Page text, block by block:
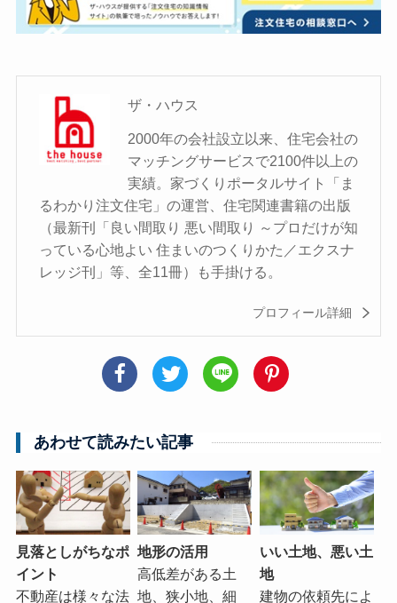
ザ・ハウス
2000年の会社設立以来、住宅会社の
マッチングサービスで2100件以上の
実績。家づくりポータルサイト「ま
るわかり注文住宅」の運営、住宅関連書籍の出版
（最新刊「良い間取り 悪い間取り ～プロだけが知
っている心地よい 住まいのつくりかた／エクスナ
レッジ刊」等、全11冊）も手掛ける。
プロフィール詳細
あわせて読みたい記事
見落としがちなポ
イント
不動産は様々な法
地形の活用
高低差がある土
地、狭小地、細
いい土地、悪い土
地
建物の依頼先によ